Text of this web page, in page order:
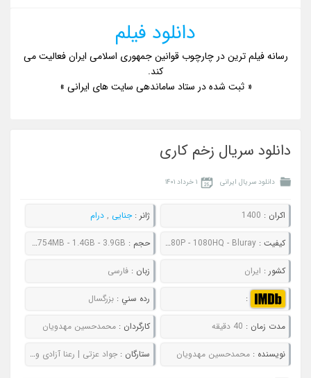
دانلود فیلم
رسانه فیلم ترین در چارچوب قوانین جمهوری اسلامی ایران فعالیت می
کند.
« ثبت شده در ستاد ساماندهی سایت های ایرانی »
دانلود سریال زخم کاری
دانلود سریال ایرانی ۱ خرداد ۱۴۰۱
اکران : 1400 ژانر :جنایی , درام
کيفيت :480P - 720P - 1080P - 1080HQ - Bluray حجم : 228MB - 378MB - 754MB - 1.4GB - 3.9GB
کشور : ایران زبان : فارسی
: رده سني : بزرگسال
مدت زمان : 40 دقیقه کارگردان : محمدحسین مهدویان
نويسنده :محمدحسین مهدویان ستارگان : جواد عزتی | رعنا آزادی ور | هانیه توسلی | سعید چنگیزیان | الهه حصاری